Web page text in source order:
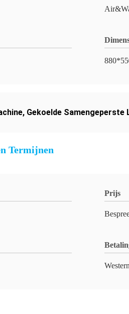
, Gekoelde Samengeperste
Termijnen
Prijs